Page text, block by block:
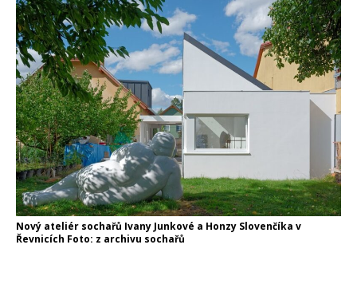
Nový ateliér sochařů Ivany Junkové a Honzy Slovenčíka v
Řevnicích Foto: z archivu sochařů